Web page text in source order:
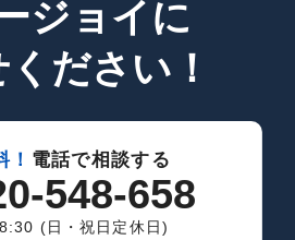
ジョイに
ださい！
！ 電話で相談する
548-658
(日・祝日定休日)